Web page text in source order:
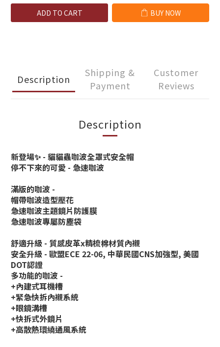
ADD TO CART BUY NOW
Description
Shipping &
Payment
Customer
Reviews
Description
新登場✨ - 貓貓蟲咖波全罩式安全帽
停不下來的可愛 - 急速咖波
滿版的咖波 -
帽帶咖波造型壓花
急速咖波主題鏡片防護膜
急速咖波專屬防塵袋
舒適升級 - 質感皮革x精梳棉材質內襯
安全升級 - 歐盟ECE 22-06, 中華民國CNS加強型, 美國
DOT認證
多功能的咖波 -
+內建式耳機槽
+緊急快拆內襯系統
+眼鏡溝槽
+快拆式外鏡片
+高散熱環繞通風系統